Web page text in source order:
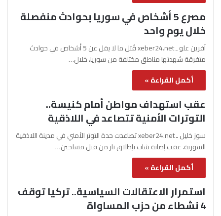
مصرع 5 أشخاص في سوريا بحوادث منفصلة
خلال يوم واحد
آفرين علو ـ xeber24.net قُتل ما لا يقل عن 5 أشخاص في حوادث
متفرقة شهدتها مناطق مختلفة من سوريا، خلال…
أكمل القراءة »
عقب استهداف مواطن أمام كنيسة..
التوترات الأمنية تتصاعد في اللاذقية
سوز خليل ـ xeber24.net تصاعدت حدة التوتر الأمني في مدينة اللاذقية
السورية، عقب إصابة شاب بإطلاق نار من قبل مسلحين…
أكمل القراءة »
استمرار الاعتقالات السياسية.. تركيا توقف
4 نشطاء من حزب المساواة